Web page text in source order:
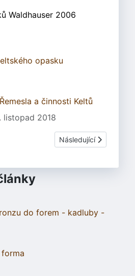
Waldhauser 2006
opasku
a činnosti Keltů
listopad 2018
Kovotepectví - techniky - plátování
Další článek:
Následující
do forem - kadluby -